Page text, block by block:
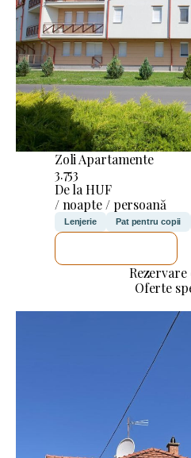
Zoli Apartamente
3.753
De la HUF
/ noapte / persoană
Lenjerie Pat pentru copii
Oferte